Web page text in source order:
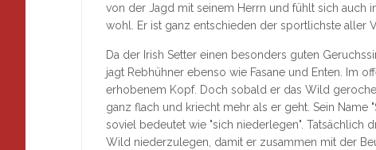
von der Jagd mit seinem Herrn und fühlt sich auch
wohl. Er ist ganz entschieden der sportlichste aller
Da der Irish Setter einen besonders guten
jagt Rebhühner ebenso wie Fasane und Enten. Im
erhobenem Kopf. Doch sobald er das Wild
ganz flach und kriecht mehr als er geht. Sein Name
soviel bedeutet wie "sich niederlegen". Tatsächlich
Wild niederzulegen, damit er zusammen mit der